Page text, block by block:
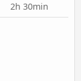
2h 30min